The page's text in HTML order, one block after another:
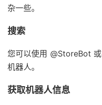
杂一些。
搜索
您可以使用 @StoreBot
机器人。
获取机器人信息